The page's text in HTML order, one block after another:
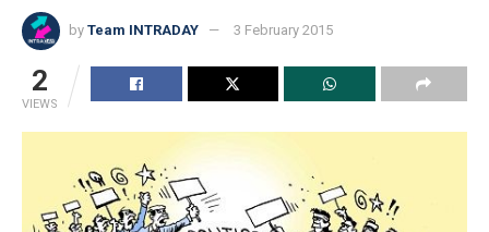
by Team INTRADAY 3 February 2015
2
VIEWS